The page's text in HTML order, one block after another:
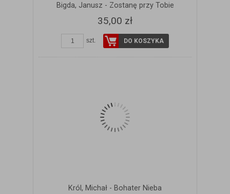
Bigda, Janusz - Zostanę przy Tobie
35,00 zł
szt. DO KOSZYKA
Król, Michał - Bohater Nieba